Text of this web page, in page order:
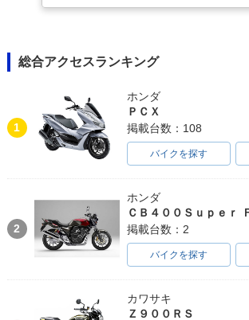
総合アクセスランキング
1
ホンダ
ＰＣＸ
掲載台数：108
バイクを探す
2
ホンダ
掲載台数：2
バイクを探す
カワサキ
Ｚ９００ＲＳ